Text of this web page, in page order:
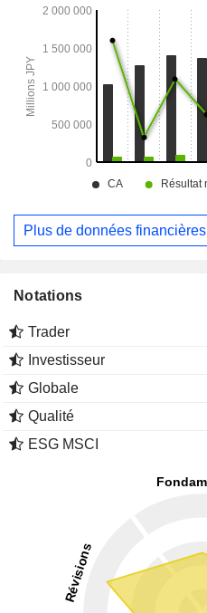
Plus de données financières
Notations
Trader
Investisseur
Globale
Qualité
ESG MSCI